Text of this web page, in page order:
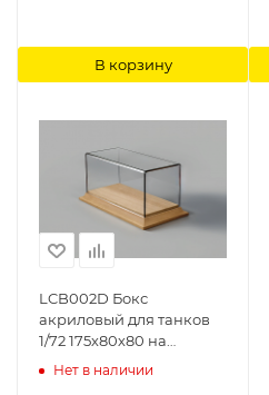
В корзину
LCB002D Бокс
акриловый для танков
1/72 175х80х80 на
деревянном основании
Нет в наличии